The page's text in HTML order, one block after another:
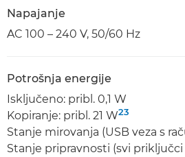
Napajanje
AC 100 – 240 V, 50/60 Hz
Potrošnja energije
Isključeno: pribl. 0,1 W
Kopiranje: pribl. 21 W23
Stanje mirovanja (USB veza s
Stanje pripravnosti (svi priključci